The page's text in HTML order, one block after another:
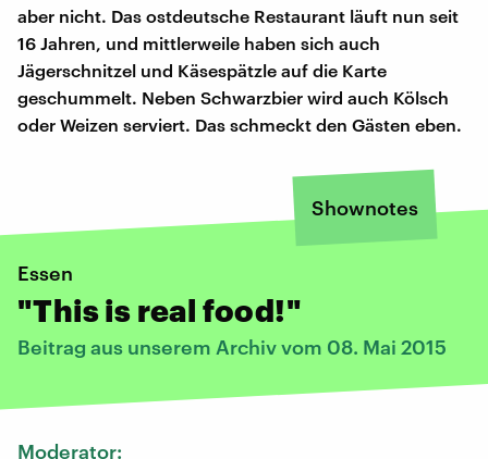
aber nicht. Das ostdeutsche Restaurant läuft nun seit
16 Jahren, und mittlerweile haben sich auch
Jägerschnitzel und Käsespätzle auf die Karte
geschummelt. Neben Schwarzbier wird auch Kölsch
oder Weizen serviert. Das schmeckt den Gästen eben.
Shownotes
Essen
"This is real food!"
Beitrag aus unserem Archiv vom 08. Mai 2015
Moderator: